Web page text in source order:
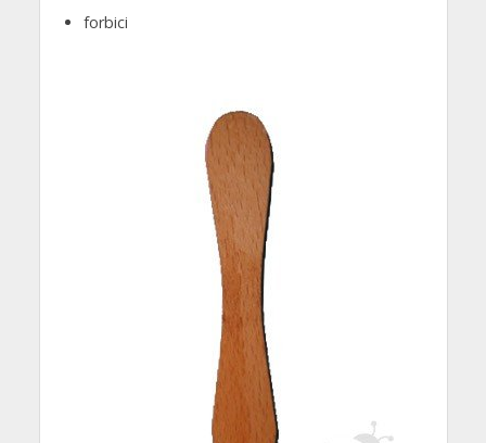
forbici